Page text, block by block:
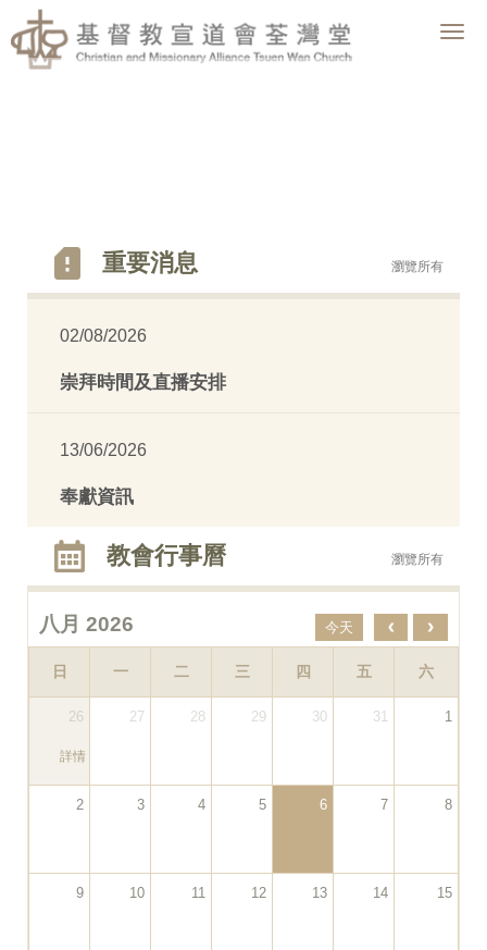
重要消息 瀏覽所有
02/08/2026
崇拜時間及直播安排
13/06/2026
奉獻資訊
教會行事曆 瀏覽所有
八月 2026 今天 ‹ ›
詳情
日 一 二 三 四 五 六
26 27 28 29 30 31 1
2 3 4 5 6 7 8
9 10 11 12 13 14 15